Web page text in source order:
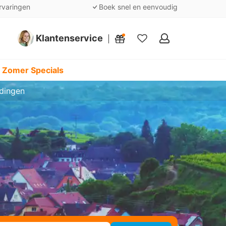
Boek snel en eenvoudig
Klantenservice
Mijn
Specials